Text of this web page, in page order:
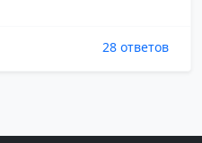
28 ответов